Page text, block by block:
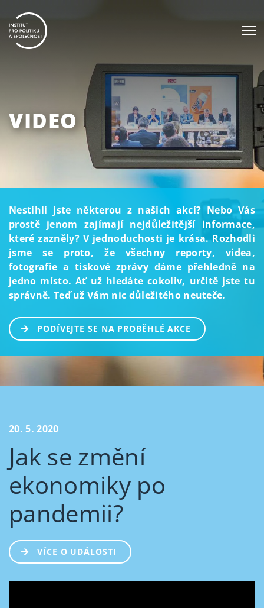
VIDEO
Nestihli jste některou z našich akcí? Nebo Vás
prostě jenom zajímají nejdůležitější informace,
které zazněly? V jednoduchosti je krása. Rozhodli
jsme se proto, že všechny reporty, videa,
fotografie a tiskové zprávy dáme přehledně na
jedno místo. Ať už hledáte cokoliv, určitě jste tu
správně. Teď už Vám nic důležitého neuteče.
PODÍVEJTE SE NA PROBĚHLÉ AKCE
20. 5. 2020
Jak se změní
ekonomiky po
pandemii?
VÍCE O UDÁLOSTI